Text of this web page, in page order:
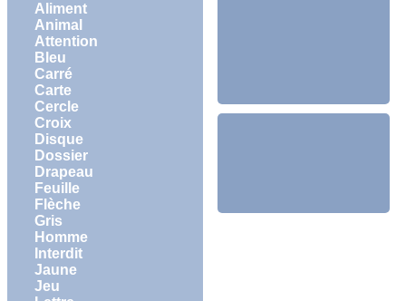
Aliment
Animal
Attention
Bleu
Carré
Carte
Cercle
Croix
Disque
Dossier
Drapeau
Feuille
Flèche
Gris
Homme
Interdit
Jaune
Jeu